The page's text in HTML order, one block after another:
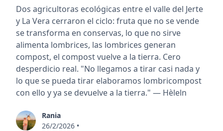
Dos agricultoras ecológicas entre el valle del Jerte
y La Vera cerraron el ciclo: fruta que no se vende
se transforma en conservas, lo que no sirve
alimenta lombrices, las lombrices generan
compost, el compost vuelve a la tierra. Cero
desperdicio real. "No llegamos a tirar casi nada y
lo que se pueda tirar elaboramos lombricompost
con ello y ya se devuelve a la tierra." — Hèleln
Rania
26/2/2026 •